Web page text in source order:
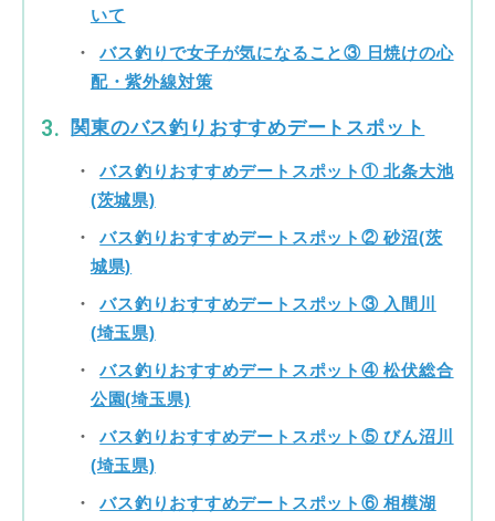
いて
バス釣りで女子が気になること③ 日焼けの心
配・紫外線対策
関東のバス釣りおすすめデートスポット
バス釣りおすすめデートスポット① 北条大池
(茨城県)
バス釣りおすすめデートスポット② 砂沼(茨
城県)
バス釣りおすすめデートスポット③ 入間川
(埼玉県)
バス釣りおすすめデートスポット④ 松伏総合
公園(埼玉県)
バス釣りおすすめデートスポット⑤ びん沼川
(埼玉県)
バス釣りおすすめデートスポット⑥ 相模湖